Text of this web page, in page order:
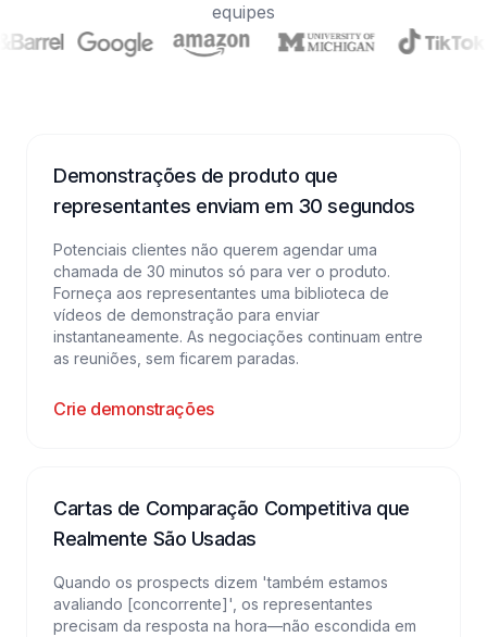
equipes
Demonstrações de produto que
representantes enviam em 30 segundos
Potenciais clientes não querem agendar uma
chamada de 30 minutos só para ver o produto.
Forneça aos representantes uma biblioteca de
vídeos de demonstração para enviar
instantaneamente. As negociações continuam entre
as reuniões, sem ficarem paradas.
Crie demonstrações
Cartas de Comparação Competitiva que
Realmente São Usadas
Quando os prospects dizem 'também estamos
avaliando [concorrente]', os representantes
precisam da resposta na hora—não escondida em